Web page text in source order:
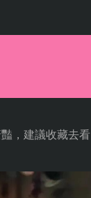
，建議收藏去看